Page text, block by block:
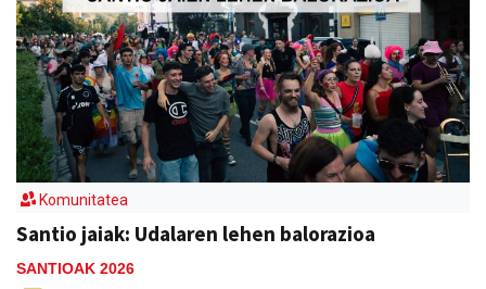
Komunitatea
Santio jaiak: Udalaren lehen balorazioa
SANTIOAK 2026